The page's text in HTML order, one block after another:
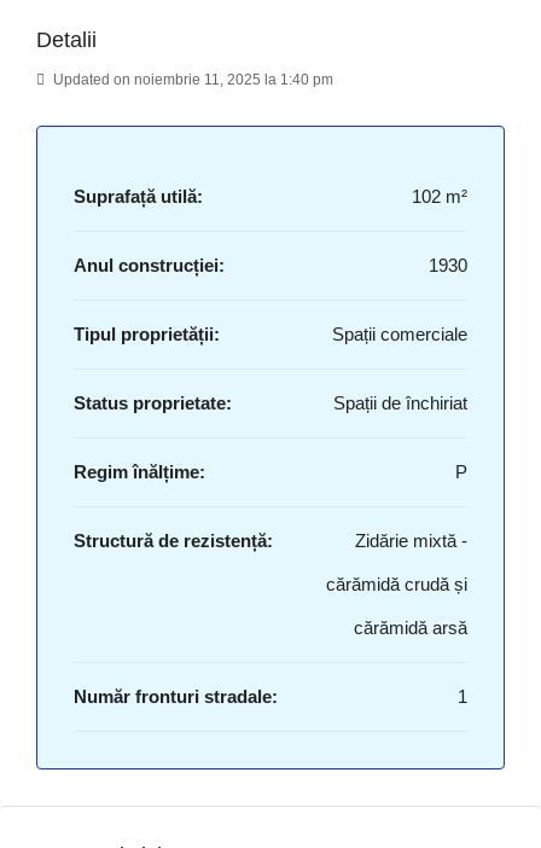
Detalii
Updated on noiembrie 11, 2025 la 1:40 pm
Suprafață utilă: 102 m²
Anul construcției: 1930
Tipul proprietății: Spații comerciale
Status proprietate: Spații de închiriat
Regim înălțime: P
Structură de rezistență: Zidărie mixtă -
cărămidă crudă și
cărămidă arsă
Număr fronturi stradale: 1